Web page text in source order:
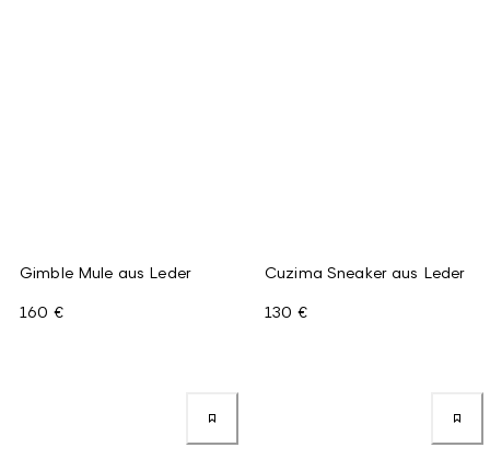
Gimble Mule aus Leder
160 €
Cuzima Sneaker aus Leder
130 €